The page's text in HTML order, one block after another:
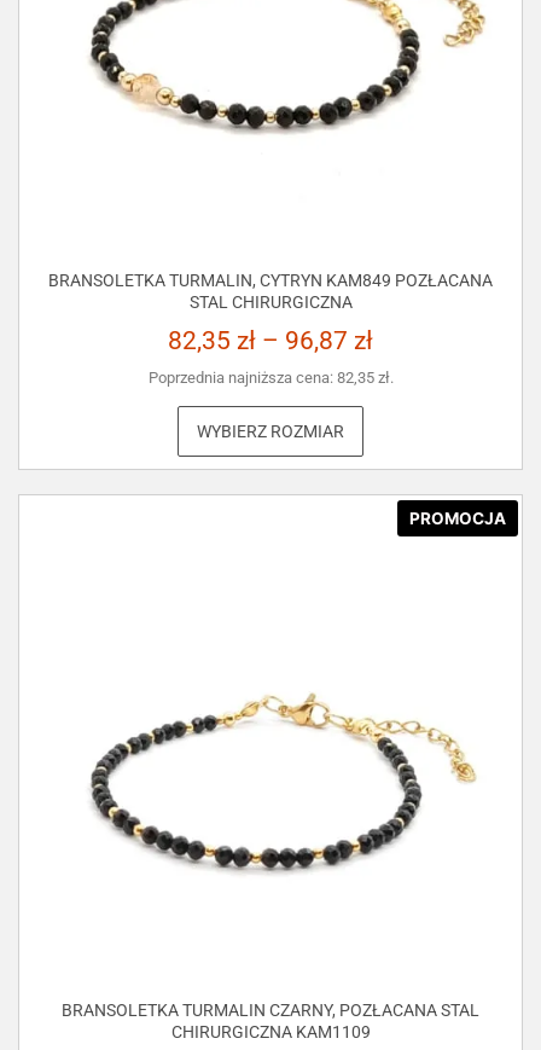
BRANSOLETKA TURMALIN, CYTRYN KAM849 POZŁACANA
STAL CHIRURGICZNA
82,35 zł – 96,87 zł
Poprzednia najniższa cena: 82,35 zł.
WYBIERZ ROZMIAR
PROMOCJA
BRANSOLETKA TURMALIN CZARNY, POZŁACANA STAL
CHIRURGICZNA KAM1109